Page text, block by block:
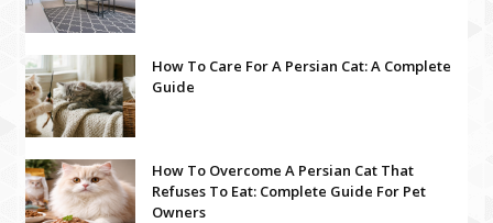
How To Care For A Persian Cat: A Complete
Guide
How To Overcome A Persian Cat That
Refuses To Eat: Complete Guide For Pet
Owners